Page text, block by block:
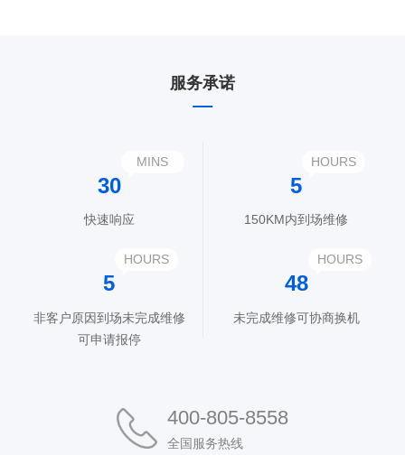
服务承诺
30
MINS
快速响应
5
HOURS
150KM内到场维修
5
HOURS
非客户原因到场未完成维修
可申请报停
48
HOURS
未完成维修可协商换机
400-805-8558
全国服务热线